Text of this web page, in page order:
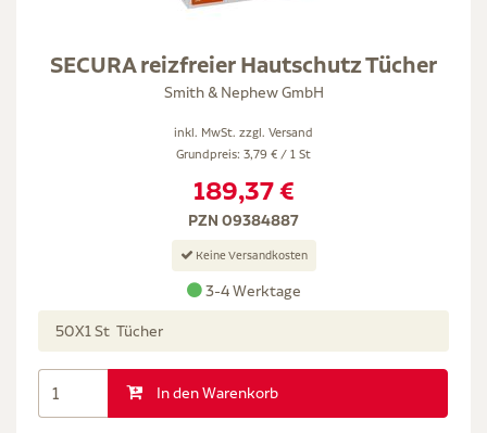
SECURA reizfreier Hautschutz Tücher
Smith & Nephew GmbH
inkl. MwSt. zzgl. Versand
Grundpreis: 3,79 € / 1 St
189,37 €
PZN 09384887
Keine Versandkosten
3-4 Werktage
50X1 St Tücher
In den Warenkorb